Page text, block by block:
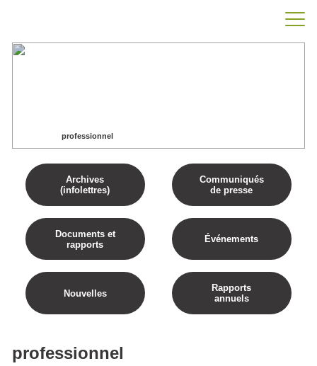
professionnel
Archives
(infolettres)
Communiqués
de presse
Documents et
rapports
Événements
Nouvelles
Rapports
annuels
professionnel